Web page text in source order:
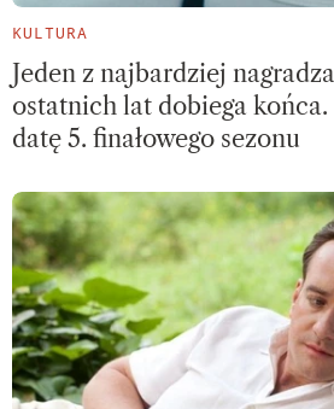
KULTURA
Jeden z najbardziej
ostatnich lat dobiega końca.
datę 5. finałowego sezonu